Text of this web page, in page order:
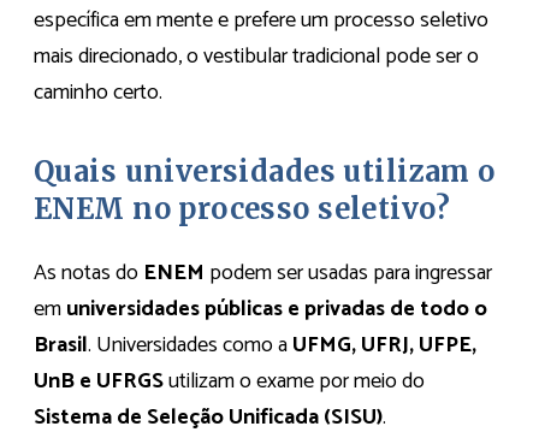
específica em mente e prefere um processo seletivo
mais direcionado, o vestibular tradicional pode ser o
caminho certo.
Quais universidades utilizam o
ENEM no processo seletivo?
As notas do ENEM podem ser usadas para ingressar
emuniversidades públicas e privadas de todo o
Brasil. Universidades como aUFMG, UFRJ, UFPE,
UnB e UFRGSutilizam o exame por meio do
Sistema de Seleção Unificada (SISU).